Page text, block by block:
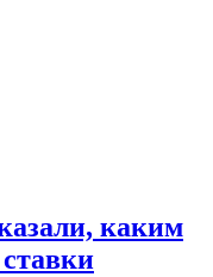
каким